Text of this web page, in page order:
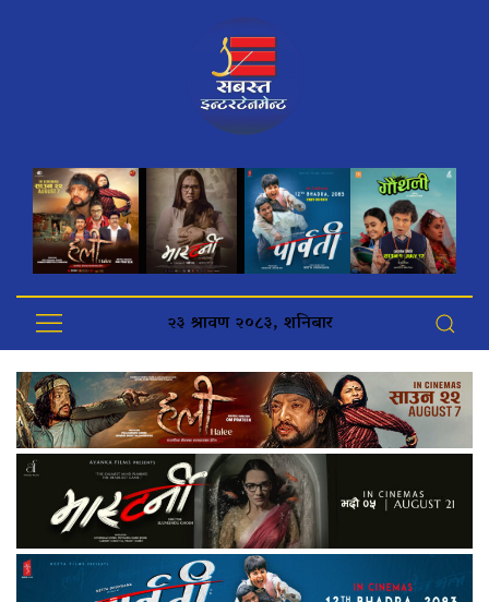
२३ श्रावण २०८३, शनिबार